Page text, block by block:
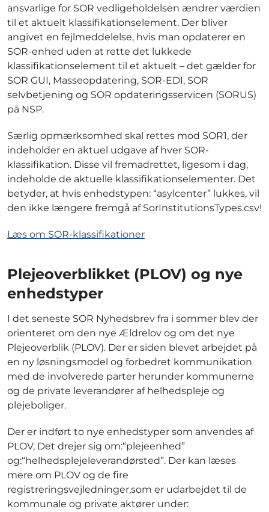
ansvarlige for SOR vedligeholdelsen ændrer værdien
til et aktuelt klassifikationselement. Der bliver
angivet en fejlmeddelelse, hvis man opdaterer en
SOR-enhed uden at rette det lukkede
klassifikationselement til et aktuelt – det gælder for
SOR GUI, Masseopdatering, SOR-EDI, SOR
selvbetjening og SOR opdateringsservicen (SORUS)
på NSP.
Særlig opmærksomhed skal rettes mod SOR1, der
indeholder en aktuel udgave af hver SOR-
klassifikation. Disse vil fremadrettet, ligesom i dag,
indeholde de aktuelle klassifikationselementer. Det
betyder, at hvis enhedstypen: “asylcenter” lukkes, vil
den ikke længere fremgå af SorInstitutionsTypes.csv!
Læs om SOR-klassifikationer
Plejeoverblikket (PLOV) og nye
enhedstyper
I det seneste SOR Nyhedsbrev fra i sommer blev der
orienteret om den nye Ældrelov og om det nye
Plejeoverblik (PLOV). Der er siden blevet arbejdet på
en ny løsningsmodel og forbedret kommunikation
med de involverede parter herunder kommunerne
og de private leverandører af helhedspleje og
plejeboliger.
Der er indført to nye enhedstyper som anvendes af
PLOV, Det drejer sig om:“plejeenhed”
og:“helhedsplejeleverandørsted”. Der kan læses
mere om PLOV og de fire
registreringsvejledninger,som er udarbejdet til de
kommunale og private aktører under: